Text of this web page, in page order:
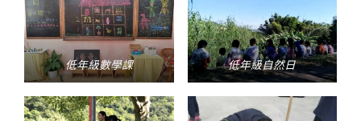
低年級數學課 低年級自然日